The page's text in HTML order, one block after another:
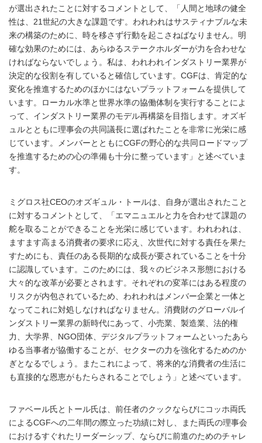
が選出されたことに対するコメントとして、「人間と地球の健全
性は、21世紀の大きな課題です。われわれはサスティナブルな未
来の構築のために、時を移さず行動を起こさねばなりません。明
確な効果のためには、あらゆるステークホルダーが力を合わせな
ければならないでしょう。私は、われわれインダストリー業界が
決定的な役割を有していると確信しています。CGFは、肯定的な
変化を推進するためのほかにはないプラットフォームを提供して
います。ローカル水準と世界水準の協働体制を実行することによ
って、インダストリー業界のモデル再構築を目指します。オズギ
ュルとともに理事会の共同議長に選ばれたことを非常に光栄に感
じています。メンバーとともにCGFの野心的な共同ロードマップ
を推進するための心の準備も十分に整っています」と述べていま
す。
ミグロス社CEOのオズギュル・トールは、自身が選出されたこと
に対するコメントとして、「エマニュエルと力を合わせて課題の
舵を取ることができることを光栄に感じています。われわれは、
ますます高まる消費者の要求に応え、次世代に対する責任を果た
すためにも、責任のある長期的な成長が要されていることを十分
に認識しています。このためには、我々のビジネス形態における
大々的な改革が必要とされます。それぞれの変革にはある程度の
リスクが内包されているため、われわれはメンバー企業と一体と
なってこれに対処しなければなりません。消費財のグローバルイ
ンダストリー業界の新時代にあって、小売業、製造業、法的権
力、大学界、NGO団体、デジタルプラットフォームといったあら
ゆる当事者が協働することが、セクターの力を強化するためのか
ぎとなるでしょう。またこれによって、将来的な消費者の生活に
も直接的な恩恵がもたらされることでしょう」と述べています。
ファベール氏とトール氏は、前任者のクックならびにコッホ両氏
によるCGFへの二年間の際立った功績に対し、また両氏の理事会
におけるすぐれたリーダーシップ、ならびに前進のためのチャレ